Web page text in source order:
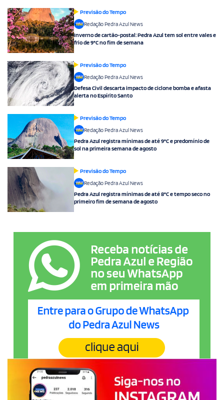
Previsão do Tempo
Redação Pedra Azul News
Inverno de cartão-postal: Pedra Azul tem sol entre vales e
frio de 9°C no fim de semana
Previsão do Tempo
Redação Pedra Azul News
Defesa Civil descarta impacto de ciclone bomba e afasta
alerta no Espírito Santo
Previsão do Tempo
Redação Pedra Azul News
Pedra Azul registra mínimas de até 9°C e predomínio de
sol na primeira semana de agosto
Previsão do Tempo
Redação Pedra Azul News
Pedra Azul registra mínimas de até 8°C e tempo seco no
primeiro fim de semana de agosto